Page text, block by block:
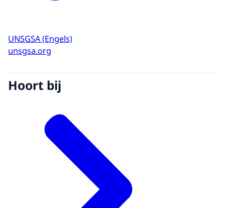
UNSGSA (Engels)
unsgsa.org
Hoort bij